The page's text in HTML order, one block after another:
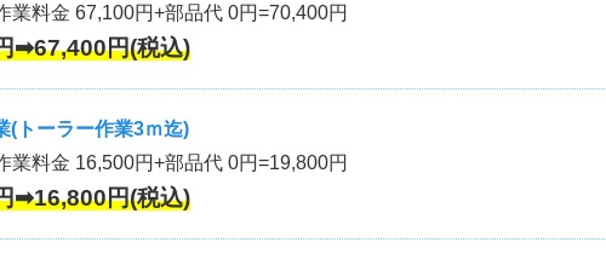
業料金 67,100円+部品代 0円=70,400円
➡67,400円(税込)
(トーラー作業3ｍ迄)
業料金 16,500円+部品代 0円=19,800円
➡16,800円(税込)